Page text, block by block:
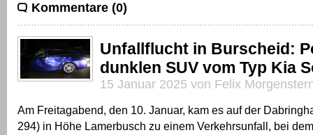
Kommentare (0)
Unfallflucht in Burscheid:
dunklen SUV vom Typ Kia
15 Januar 2025 von Felix
Am Freitagabend, den 10. Januar, kam es auf der
294) in Höhe Lamerbusch zu einem Verkehrsunfall, bei